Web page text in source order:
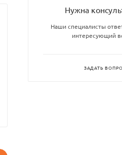
Нужна
Наши специалисты
интересующий
ЗАДАТЬ